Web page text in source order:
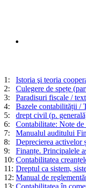
1:
Istoria şi teoria
2:
Culegere de spețe
3:
Paradisuri fiscale /
4:
Bazele contabilității /
5:
drept civil (p.
6:
Contabilitate: Note de
7:
Manualul auditului
8:
Deprecierea activelor
9:
Finanțe. Principalele
10: Contabilitatea
11: Dreptul ca sistem,
12: Manual de
13: Contabilitatea în